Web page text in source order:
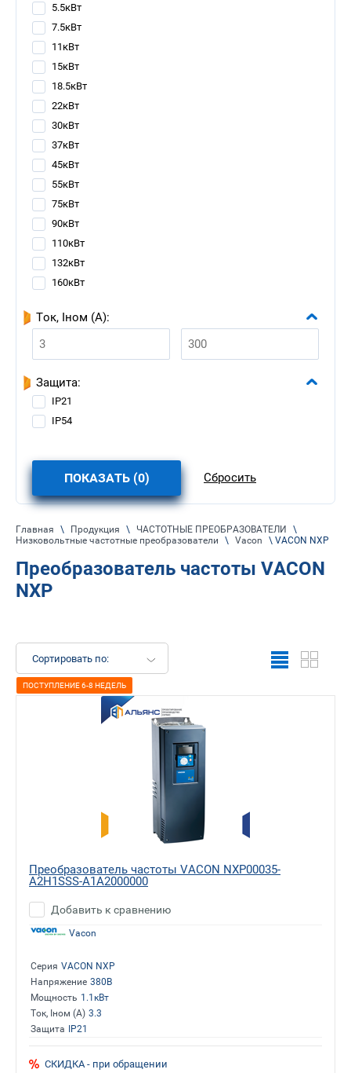
5.5кВт
7.5кВт
11кВт
15кВт
18.5кВт
22кВт
30кВт
37кВт
45кВт
55кВт
75кВт
90кВт
110кВт
132кВт
160кВт
Ток, Iном (А):
Защита:
IP21
IP54
ПОКАЗАТЬ (0) Сбросить
Главная \ Продукция \ ЧАСТОТНЫЕ ПРЕОБРАЗОВАТЕЛИ
\
Низковольтные частотные преобразователи
\ Vacon \ VACON NXP
Преобразователь частоты VACON
NXP
Сортировать по:
ПОСТУПЛЕНИЕ 6-8 НЕДЕЛЬ
Преобразователь частоты VACON NXP00035-
A2H1SSS-A1A2000000
Добавить к сравнению
Vacon
Серия VACON NXP
Напряжение 380В
Мощность 1.1кВт
Ток, Iном (А) 3.3
Защита IP21
СКИДКА - при обращении